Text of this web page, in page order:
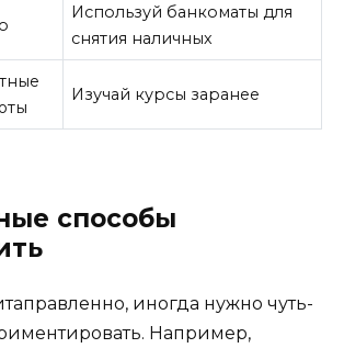
Используй банкоматы для
снятия наличных
Изучай курсы заранее
способы
иногда нужно чуть-
Например,